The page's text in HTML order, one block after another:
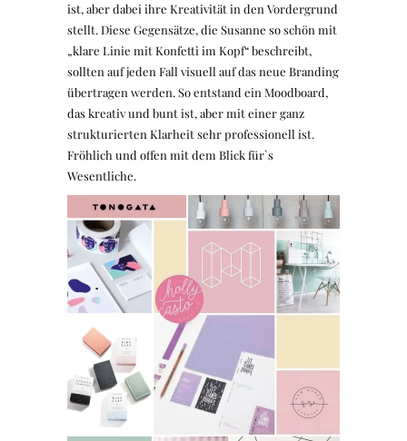
ist, aber dabei ihre Kreativität in den Vordergrund
stellt. Diese Gegensätze, die Susanne so schön mit
„klare Linie mit Konfetti im Kopf“ beschreibt,
sollten auf jeden Fall visuell auf das neue Branding
übertragen werden. So entstand ein Moodboard,
das kreativ und bunt ist, aber mit einer ganz
strukturierten Klarheit sehr professionell ist.
Fröhlich und offen mit dem Blick für`s
Wesentliche.